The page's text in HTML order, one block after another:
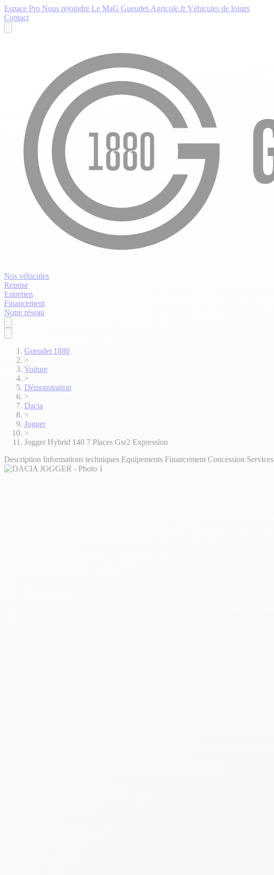
Espace Pro Nous rejoindre Le MaG Gueudet-Agricole.fr Véhicules de loisirs
Contact
Nos véhicules
Reprise
Entretien
Financement
Notre réseau
Gueudet 1880
>
Voiture
>
Démonstration
>
Dacia
>
Jogger
>
Jogger Hybrid 140 7 Places Gsr2 Expression
Description Informations techniques Equipements Financement Concession Services